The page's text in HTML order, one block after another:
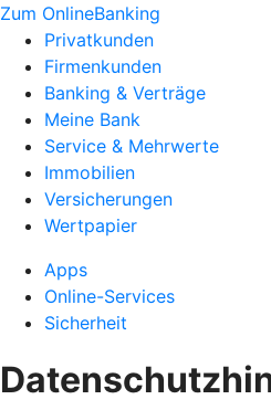
Zum OnlineBanking
Privatkunden
Firmenkunden
Banking & Verträge
Meine Bank
Service & Mehrwerte
Immobilien
Versicherungen
Wertpapier
Apps
Online-Services
Sicherheit